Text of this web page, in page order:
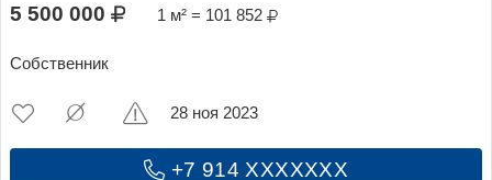
5 500 000 1 м² = 101 852
Собственник
+7 914 XXXXXXX
28 ноя 2023